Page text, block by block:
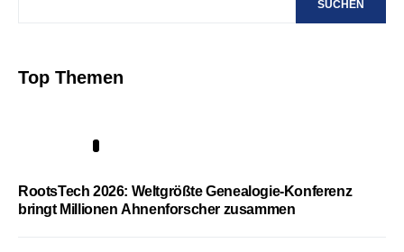
SUCHEN
Top Themen
RootsTech 2026: Weltgrößte Genealogie-Konferenz
bringt Millionen Ahnenforscher zusammen